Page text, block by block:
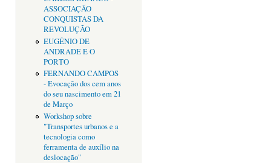
ASSOCIAÇÃO
CONQUISTAS DA
REVOLUÇÃO
EUGÉNIO DE
ANDRADE E O
PORTO
FERNANDO CAMPOS
- Evocação dos cem anos
do seu nascimento em 21
de Março
Workshop sobre
"Transportes urbanos e a
tecnologia como
ferramenta de auxílio na
deslocação"